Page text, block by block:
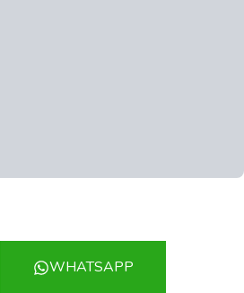
WHATSAPP